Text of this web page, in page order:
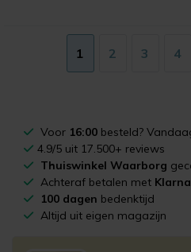
1 2 3 4
Voor 16:00 besteld?
4.9/5 uit 17.500+ reviews
Thuiswinkel Waarborg
Achteraf betalen met Klarna
100 dagen bedenktijd
Altijd uit eigen magazijn